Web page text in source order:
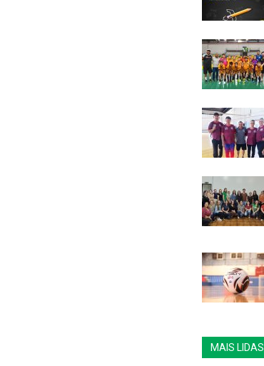
MAIS LIDAS